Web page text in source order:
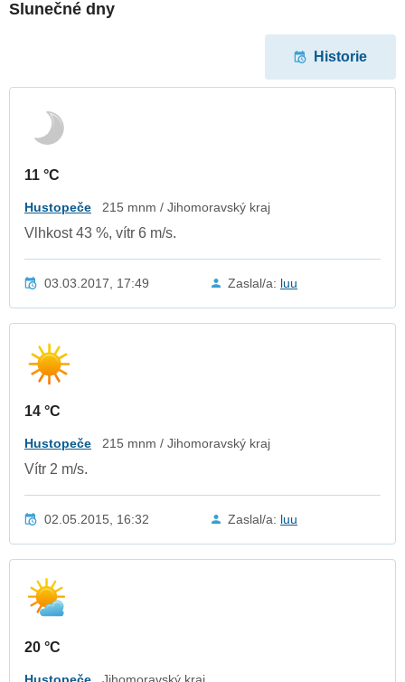
Slunečné dny
Historie
11 °C
Hustopeče 215 mnm / Jihomoravský kraj
Vlhkost 43 %, vítr 6 m/s.
03.03.2017, 17:49 Zaslal/a: luu
14 °C
Hustopeče 215 mnm / Jihomoravský kraj
Vítr 2 m/s.
02.05.2015, 16:32 Zaslal/a: luu
20 °C